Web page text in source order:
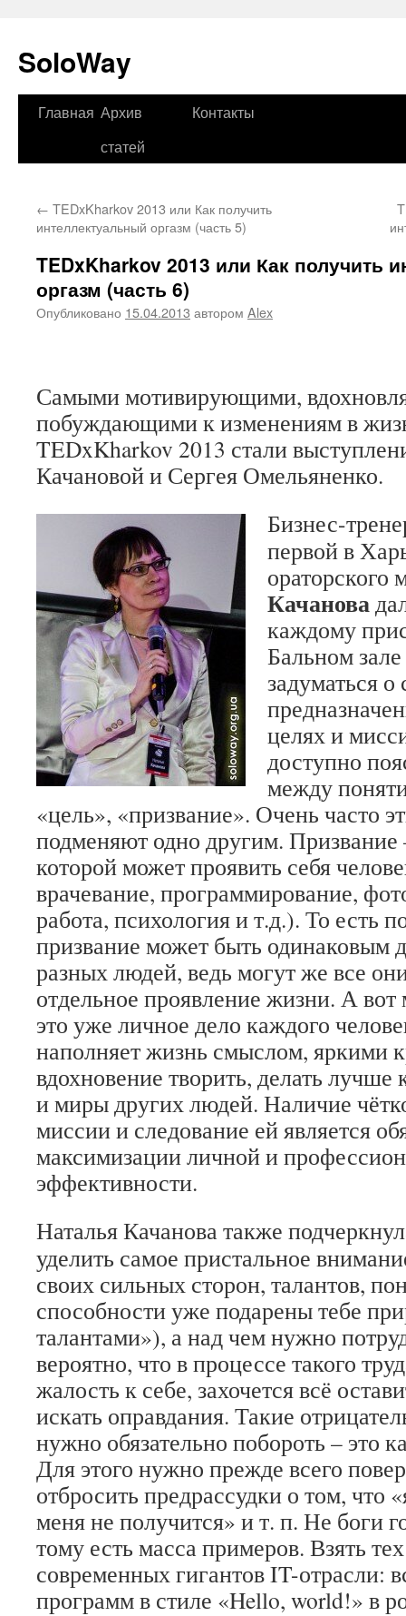
SoloWay
Перейти
Главная Архив
статей
Контакты
← TEDxKharkov 2013 или Как получить
интеллектуальный оргазм (часть 5)
TEDxKharkov 2013 или Как получить
оргазм (часть 6)
Опубликовано 15.04.2013 автором Alex
Самыми мотивирующими,
побуждающими к изменениям в
TEDxKharkov 2013 стали
Качановой и Сергея Омельяненко.
Бизнес-
первой в
ораторского
Качанова
каждому
Бальном
задуматься о
целях и
доступно
между
«цель», «призвание». Очень часто
подменяют одно другим. Призвание
которой может проявить себя
врачевание, программирование,
работа, психология и т.д.). То есть
призвание может быть одинаковым
разных людей, ведь могут же все
отдельное проявление жизни. А
это уже личное дело каждого
наполняет жизнь смыслом, яркими
вдохновение творить, делать
и миры других людей. Наличие
миссии и следование ей является
максимизации личной и
эффективности.
Наталья Качанова также
уделить самое пристальное
своих сильных сторон, талантов,
способности уже подарены тебе
талантами»), а над чем нужно
вероятно, что в процессе такого
жалость к себе, захочется всё
искать оправдания. Такие
нужно обязательно побороть – это
Для этого нужно прежде всего
отбросить предрассудки о том, что
меня не получится» и т. п. Не боги
тому есть масса примеров. Взять
современных гигантов IT-отрасли:
программ в стиле «Hello, world!» в